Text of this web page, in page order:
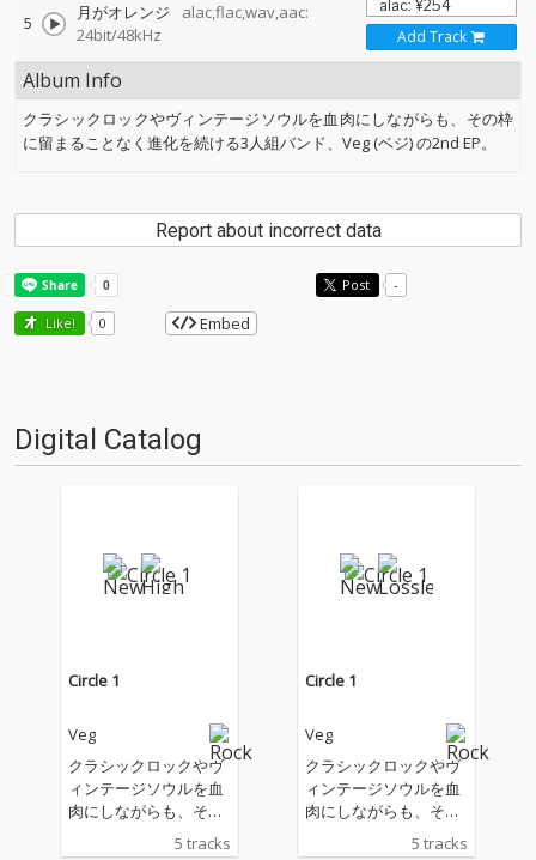
5 月がオレンジ
alac,flac,wav,aac:
24bit/48kHz
Add Track
Album Info
クラシックロックやヴィンテージソウルを血肉にしながらも、その枠
に留まることなく進化を続ける3人組バンド、Veg (ベジ) の2nd EP。
Report about incorrect data
Post -
Like! 0 Embed
Digital Catalog
Circle 1
Veg
クラシックロックやヴ
ィンテージソウルを血
肉にしながらも、その
枠に留まることなく進
5 tracks
Circle 1
Veg
クラシックロックやヴ
ィンテージソウルを血
肉にしながらも、その
枠に留まることなく進
5 tracks